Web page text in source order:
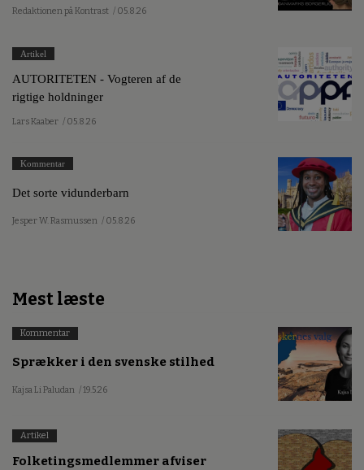
Redaktionen på Kontrast / 05.8.26
Artikel
AUTORITETEN - Vogteren af de
rigtige holdninger
Lars Kaaber / 05.8.26
Kommentar
Det sorte vidunderbarn
Jesper W. Rasmussen / 05.8.26
Mest læste
Kommentar
Sprækker i den svenske stilhed
Kajsa Li Paludan / 19.5.26
Artikel
Folketingsmedlemmer afviser